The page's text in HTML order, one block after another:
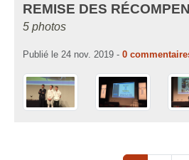
REMISE DES
5 photos
Publié le 24 nov. 2019 - 0